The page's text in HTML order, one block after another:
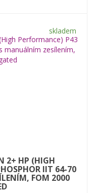
skladem
2+ HP (HIGH
IIT 64-70
FOM 2000